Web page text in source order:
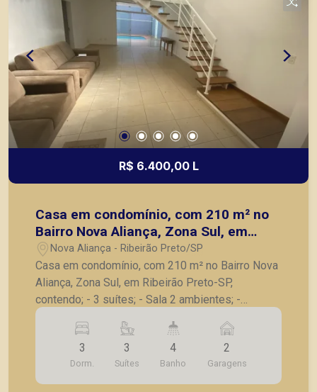
R$ 6.400,00 L
Casa em condomínio, com 210 m² no
Bairro Nova Aliança, Zona Sul, em
Ribeirão Preto-SP, contendo;
Nova Aliança - Ribeirão Preto/SP
Casa em condomínio, com 210 m² no Bairro Nova
Aliança, Zona Sul, em Ribeirão Preto-SP,
contendo; - 3 suítes; - Sala 2 ambientes; -
Lavabo; - Escritório; - Cozinha planejada; -
Lavanderia, banheiro externo; - Piscina,
churrasqueira; - 2 vagas de garagem; A Piramid
tem como objetivo atender seus clientes com
agilidade e segurança, em locação, vendas de
3
Dorm.
3
Suítes
4
Banho
2
Garagens